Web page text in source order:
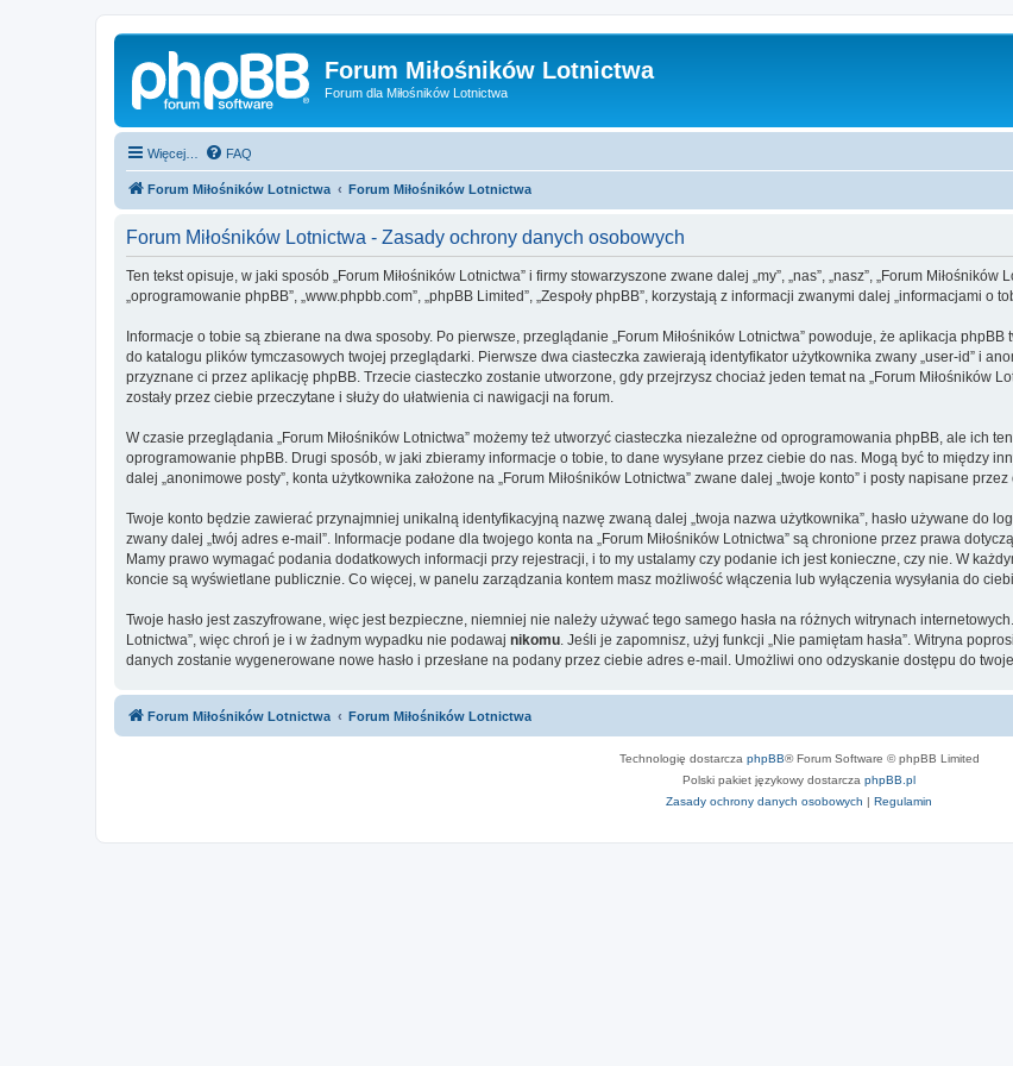
Forum Miłośników Lotnictwa
Forum dla Miłośników Lotnictwa
Więcej… FAQ
Forum Miłośników Lotnictwa Forum Miłośników Lotnictwa
Forum Miłośników Lotnictwa - Zasady ochrony danych osobowych
Ten tekst opisuje, w jaki sposób „Forum Miłośników Lotnictwa” i firmy stowarzyszone zwane dalej „my”, „nas”, „nasz”, „Forum Miłośników
„oprogramowanie phpBB”, „www.phpbb.com”, „phpBB Limited”, „Zespoły phpBB”, korzystają z informacji zwanymi dalej „informacjami o
Informacje o tobie są zbierane na dwa sposoby. Po pierwsze, przeglądanie „Forum Miłośników Lotnictwa” powoduje, że aplikacja
do katalogu plików tymczasowych twojej przeglądarki. Pierwsze dwa ciasteczka zawierają identyfikator użytkownika zwany „user-id” i
przyznane ci przez aplikację phpBB. Trzecie ciasteczko zostanie utworzone, gdy przejrzysz chociaż jeden temat na „Forum Miłośników
zostały przez ciebie przeczytane i służy do ułatwienia ci nawigacji na forum.
W czasie przeglądania „Forum Miłośników Lotnictwa” możemy też utworzyć ciasteczka niezależne od oprogramowania phpBB, ale ich
oprogramowanie phpBB. Drugi sposób, w jaki zbieramy informacje o tobie, to dane wysyłane przez ciebie do nas. Mogą być to między
dalej „anonimowe posty”, konta użytkownika założone na „Forum Miłośników Lotnictwa” zwane dalej „twoje konto” i posty napisane
Twoje konto będzie zawierać przynajmniej unikalną identyfikacyjną nazwę zwaną dalej „twoja nazwa użytkownika”, hasło używane do
zwany dalej „twój adres e-mail”. Informacje podane dla twojego konta na „Forum Miłośników Lotnictwa” są chronione przez prawa
Mamy prawo wymagać podania dodatkowych informacji przy rejestracji, i to my ustalamy czy podanie ich jest konieczne, czy nie. W
koncie są wyświetlane publicznie. Co więcej, w panelu zarządzania kontem masz możliwość włączenia lub wyłączenia wysyłania do
Twoje hasło jest zaszyfrowane, więc jest bezpieczne, niemniej nie należy używać tego samego hasła na różnych witrynach
Lotnictwa”, więc chroń je i w żadnym wypadku nie podawaj nikomu . Jeśli je zapomnisz, użyj funkcji „Nie pamiętam hasła”. Witryna
danych zostanie wygenerowane nowe hasło i przesłane na podany przez ciebie adres e-mail. Umożliwi ono odzyskanie dostępu do
Forum Miłośników Lotnictwa Forum Miłośników Lotnictwa
Technologię dostarcza phpBB® Forum Software © phpBB Limited
Polski pakiet językowy dostarcza phpBB.pl
Zasady ochrony danych osobowych | Regulamin